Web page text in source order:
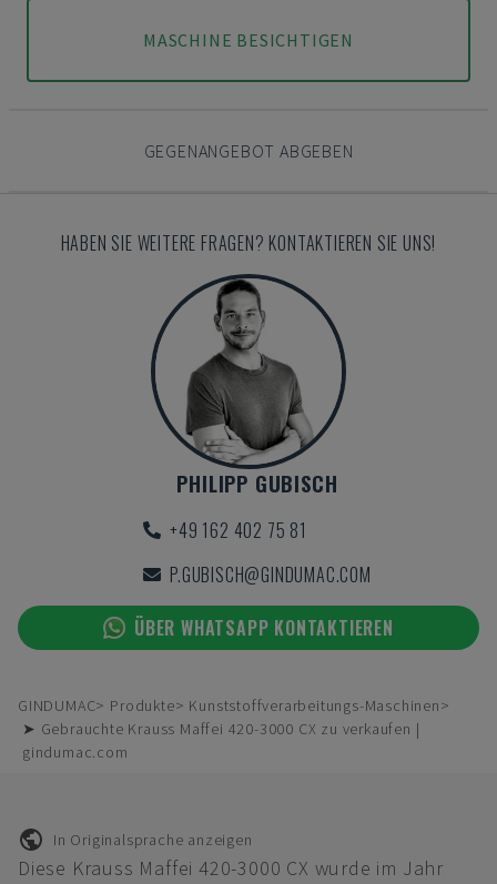
MASCHINE BESICHTIGEN
GEGENANGEBOT ABGEBEN
HABEN SIE WEITERE FRAGEN? KONTAKTIEREN SIE UNS!
PHILIPP GUBISCH
+49 162 402 75 81
P.GUBISCH@GINDUMAC.COM
ÜBER WHATSAPP KONTAKTIEREN
GINDUMAC Produkte
Kunststoffverarbeitungs-Maschinen
➤ Gebrauchte Krauss Maffei 420-3000 CX zu verkaufen |
gindumac.com
In Originalsprache anzeigen
Diese Krauss Maffei 420-3000 CX wurde im Jahr